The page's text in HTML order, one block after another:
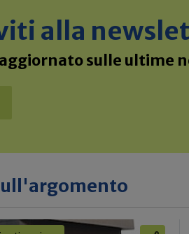
alla
sulle ultime